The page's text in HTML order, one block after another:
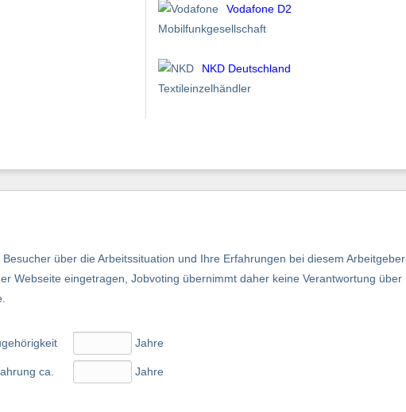
Vodafone D2
Mobilfunkgesellschaft
NKD Deutschland
Textileinzelhändler
über die Arbeitssituation und Ihre Erfahrungen bei diesem Arbeitgeber
Webseite eingetragen, Jobvoting übernimmt daher keine Verantwortung über
ca.
Jahre
Jahre